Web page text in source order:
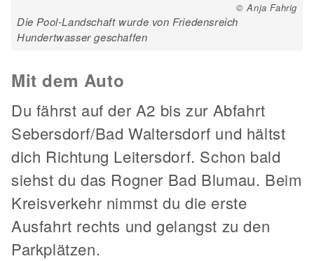
© Anja Fahrig
Die Pool-Landschaft wurde von Friedensreich
Hundertwasser geschaffen
Mit dem Auto
Du fährst auf der A2 bis zur Abfahrt
Sebersdorf/Bad Waltersdorf und hältst
dich Richtung Leitersdorf. Schon bald
siehst du das Rogner Bad Blumau. Beim
Kreisverkehr nimmst du die erste
Ausfahrt rechts und gelangst zu den
Parkplätzen.